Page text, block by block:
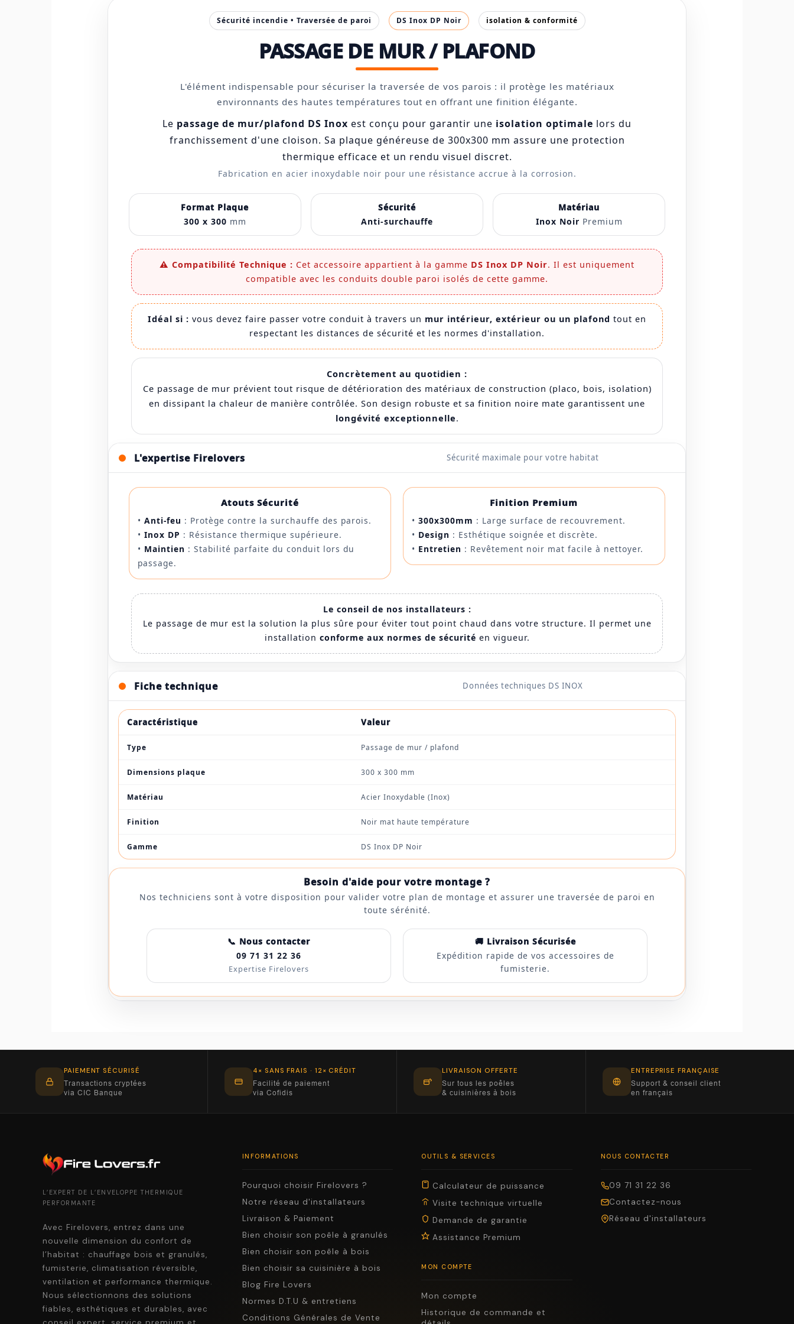
Sécurité incendie • Traversée de paroi DS Inox DP Noir isolation & conformité
PASSAGE DE MUR / PLAFOND
L'élément indispensable pour sécuriser la traversée de vos parois : il protège les matériaux
environnants des hautes températures tout en offrant une finition élégante.
Le passage de mur/plafond DS Inox est conçu pour garantir une isolation optimale lors du
franchissement d'une cloison. Sa plaque généreuse de 300x300 mm assure une protection
thermique efficace et un rendu visuel discret.
Fabrication en acier inoxydable noir pour une résistance accrue à la corrosion.
Format Plaque
300 x 300 mm
Sécurité
Anti-surchauffe
Matériau
Inox Noir Premium
⚠️ Compatibilité Technique : Cet accessoire appartient à la gamme DS Inox DP Noir. Il est uniquement
compatible avec les conduits double paroi isolés de cette gamme.
Idéal si : vous devez faire passer votre conduit à travers un mur intérieur, extérieur ou un plafond tout en
respectant les distances de sécurité et les normes d'installation.
Concrètement au quotidien :
Ce passage de mur prévient tout risque de détérioration des matériaux de construction (placo, bois, isolation)
en dissipant la chaleur de manière contrôlée. Son design robuste et sa finition noire mate garantissent une
longévité exceptionnelle.
L'expertise Firelovers Sécurité maximale pour votre habitat
Atouts Sécurité
•Anti-feu : Protège contre la surchauffe des parois.
•Inox DP : Résistance thermique supérieure.
• Maintien : Stabilité parfaite du conduit lors du
passage.
Finition Premium
• 300x300mm : Large surface de recouvrement.
• Design : Esthétique soignée et discrète.
• Entretien : Revêtement noir mat facile à nettoyer.
Le conseil de nos installateurs :
Le passage de mur est la solution la plus sûre pour éviter tout point chaud dans votre structure. Il permet une
installation conforme aux normes de sécurité en vigueur.
Fiche technique Données techniques DS INOX
Caractéristique Valeur
Type Passage de mur / plafond
Dimensions plaque 300 x 300 mm
Matériau Acier Inoxydable (Inox)
Finition Noir mat haute température
Gamme DS Inox DP Noir
Besoin d'aide pour votre montage ?
Nos techniciens sont à votre disposition pour valider votre plan de montage et assurer une traversée de paroi en
toute sérénité.
📞 Nous contacter
09 71 31 22 36
Expertise Firelovers
🚚 Livraison Sécurisée
Expédition rapide de vos accessoires de
fumisterie.
PAIEMENT SÉCURISÉ
Transactions cryptées
via CIC Banque
4× SANS FRAIS · 12× CRÉDIT
Facilité de paiement
via Cofidis
LIVRAISON OFFERTE
Sur tous les poêles
& cuisinières à bois
ENTREPRISE FRANÇAISE
Support & conseil client
en français
L’EXPERT DE L’ENVELOPPE THERMIQUE
PERFORMANTE
Avec Firelovers, entrez dans une
nouvelle dimension du confort de
l’habitat : chauffage bois et granulés,
fumisterie, climatisation réversible,
ventilation et performance thermique.
Nous sélectionnons des solutions
fiables, esthétiques et durables, avec
INFORMATIONS
Pourquoi choisir Firelovers ?
Notre réseau d'installateurs
Livraison & Paiement
Bien choisir son poêle à granulés
Bien choisir son poêle à bois
Bien choisir sa cuisinière à bois
Blog Fire Lovers
Normes D.T.U & entretiens
Conditions Générales de Vente
OUTILS & SERVICES
Calculateur de puissance
Visite technique virtuelle
Demande de garantie
Assistance Premium
MON COMPTE
Mon compte
Historique de commande et
NOUS CONTACTER
09 71 31 22 36
Contactez-nous
Réseau d'installateurs